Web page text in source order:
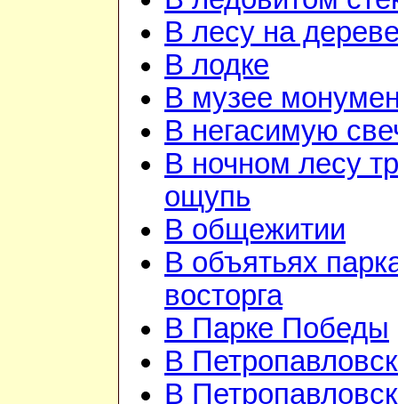
В лесу на
В лодке
В музее
В негасимую
В ночном лесу
ощупь
В общежитии
В объятьях
восторга
В Парке Победы
В
В